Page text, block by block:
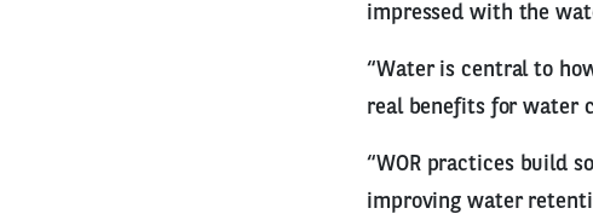
impressed with the
“Water is central to
real benefits for water
“WOR practices build
improving water